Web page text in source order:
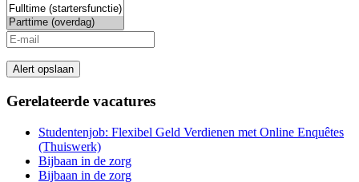
Alert opslaan
Gerelateerde vacatures
Studentenjob: Flexibel Geld Verdienen met Online Enquêtes
(Thuiswerk)
Bijbaan in de zorg
Bijbaan in de zorg